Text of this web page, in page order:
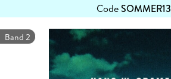
CodeSOMMER13
erfahren
Band 2